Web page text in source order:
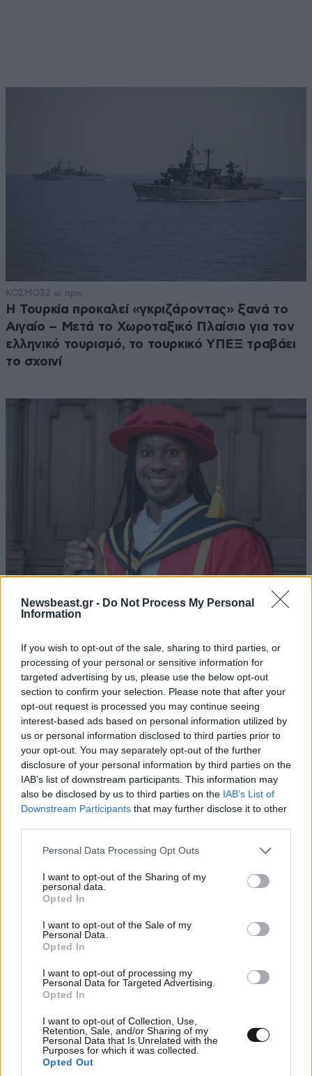
Newsbeast.gr - Do Not Process My Personal
Information
If you wish to opt-out of the sale, sharing to third parties, or
processing of your personal or sensitive information for
targeted advertising by us, please use the below opt-out
section to confirm your selection. Please note that after your
opt-out request is processed you may continue seeing
interest-based ads based on personal information utilized by
us or personal information disclosed to third parties prior to
your opt-out. You may separately opt-out of the further
disclosure of your personal information by third parties on the
IAB’s list of downstream participants. This information may
also be disclosed by us to third parties on the IAB’s List of
Downstream Participants that may further disclose it to other
Please note that this website/app uses one or more Google
not limited to your visit or usage behaviour. You may click to
grant or deny consent to Google and its third-party tags to
use your data for below specified purposes in below Google
consent section.
Personal Data Processing Opt Outs
I want to opt-out of the Sharing of my
personal data.
Opted In
I want to opt-out of the Sale of my
Personal Data.
Opted In
I want to opt-out of processing my
Personal Data for Targeted Advertising.
Opted In
I want to opt-out of Collection, Use,
Retention, Sale, and/or Sharing of my
Personal Data that Is Unrelated with the
Purposes for which it was collected.
Opted Out
ΚΟΣΜΟΣ2 ω. πριν
Η Τουρκία προκαλεί «γκριζάροντας» ξανά το
Αιγαίο – Μετά το Χωροταξικό Πλαίσιο για τον
ελληνικό τουρισμό, το τουρκικό ΥΠΕΞ τραβάει
το σχοινί
ΚΟΣΜΟΣ33 λ. πριν
«Τρίζει» το Κέιμπριτζ μετά το σκάνδαλο Άρντεϊ
πώς τον προσέλαβαν
ΠΟΛΙΤΙΚΗ07·08·2026 20:19
Θανάσης Αυγερινός για Καρυστιανού-Γρατσία:
ανεπίδεκτες μαθήσεως»